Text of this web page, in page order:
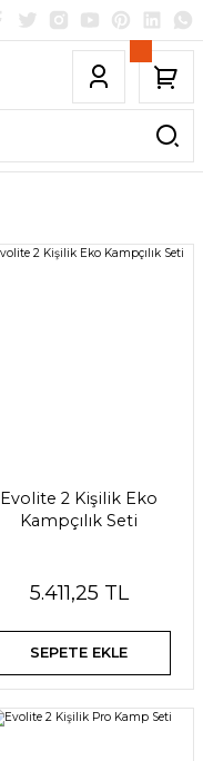
Evolite 2 Kişilik Eko
Kampçılık Seti
5.411,25 TL
SEPETE EKLE